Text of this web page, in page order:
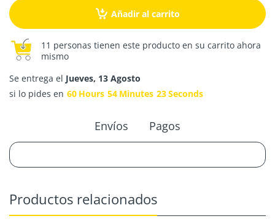
Añadir al carrito
11 personas tienen este producto en su carrito ahora
mismo
Se entrega el Jueves, 13 Agosto
si lo pides en 60 Hours 54 Minutes 23Seconds
Envíos Pagos
Productos relacionados